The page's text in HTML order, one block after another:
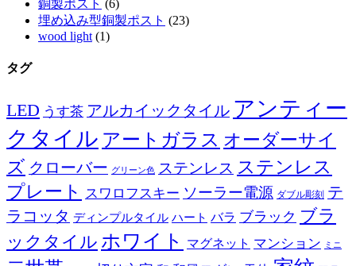
銅製ポスト (6)
埋め込み型銅製ポスト (23)
wood light (1)
タグ
LED うす茶 アルカイックタイル アンティー
クタイル アートガラス オーダーサイ
ズ クローバー グリーン色 ステンレス ステンレス
プレート スワロフスキー ソーラー電源 ダブル彫刻 テ
ラコッタ ディンプルタイル ハート バラ ブラック ブラ
ックタイル ホワイト マグネット マンション ミニ